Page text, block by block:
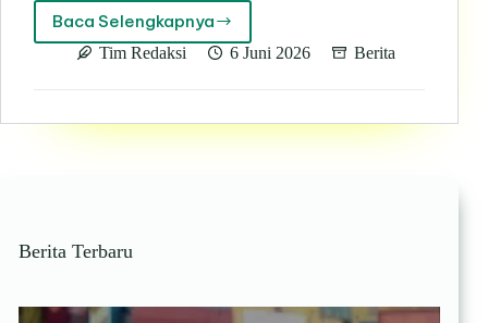
Baca Selengkapnya
ASAS
Genap
Berbasis
Siswa
Tim Redaksi 6 Juni 2026 Berita
Berita Terbaru